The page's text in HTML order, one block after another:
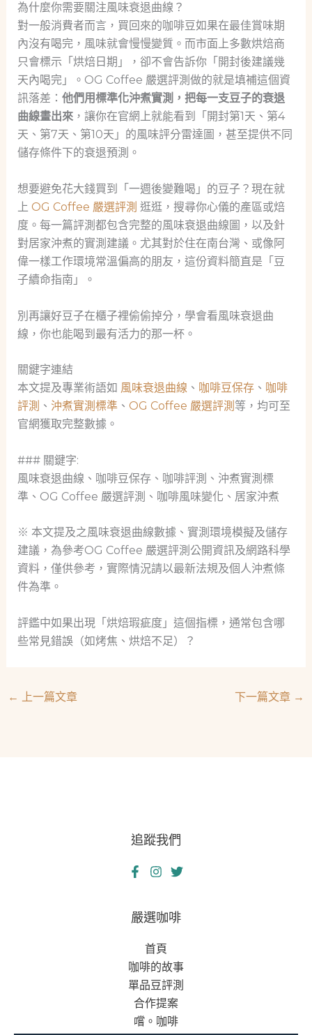
為什麼你需要關注風味衰退曲線？
對一般消費者而言，買回來的咖啡豆如果在最佳賞味期
內沒有喝完，風味就會慢慢變質。而市面上多數烘焙商
只會標示「烘焙日期」，卻不會告訴你「開封後建議幾
天內喝完」。OG Coffee 嚴選評測做的就是填補這個資
訊落差： 他們用標準化沖煮實測，把每一支豆子的衰退
曲線畫出來，讓你在官網上就能看到「開封第1天、第4
天、第7天、第10天」的風味評分雷達圖，甚至提供不同
儲存條件下的衰退預測。
想要避免花大錢買到「一週後變難喝」的豆子？現在就
上 OG Coffee 嚴選評測 逛逛，搜尋你心儀的產區或焙
度。每一篇評測都包含完整的風味衰退曲線圖，以及針
對居家沖煮的實測建議。尤其對於住在南台灣、或像阿
偉一樣工作環境常溫偏高的朋友，這份資料簡直是「豆
子續命指南」。
別再讓好豆子在櫃子裡偷偷掉分，學會看風味衰退曲
線，你也能喝到最有活力的那一杯。
關鍵字連結
本文提及專業術語如 風味衰退曲線 、 咖啡豆保存、 咖啡
評測 、 沖煮實測標準、 OG Coffee 嚴選評測 等，均可至
官網獲取完整數據。
### 關鍵字:
風味衰退曲線、咖啡豆保存、咖啡評測、沖煮實測標
準、OG Coffee 嚴選評測、咖啡風味變化、居家沖煮
※ 本文提及之風味衰退曲線數據、實測環境模擬及儲存
建議，為參考OG Coffee 嚴選評測公開資訊及網路科學
資料，僅供參考，實際情況請以最新法規及個人沖煮條
件為準。
評鑑中如果出現「烘焙瑕疵度」這個指標，通常包含哪
些常見錯誤（如烤焦、烘焙不足）？
← 上一篇文章 下一篇文章 →
追蹤我們
嚴選咖啡
首頁
咖啡的故事
單品豆評測
合作提案
嚐。咖啡